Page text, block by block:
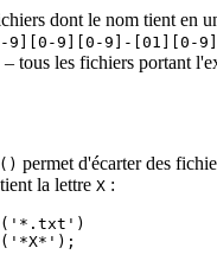
dont le nom tient en
9][0-9][0-9]-[01][0-
– tous les fichiers portant
permet d'écarter des
la lettre X :